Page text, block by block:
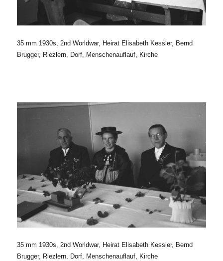
35 mm 1930s, 2nd Worldwar, Heirat Elisabeth Kessler, Bernd
Brugger, Riezlern, Dorf, Menschenauflauf, Kirche
35 mm 1930s, 2nd Worldwar, Heirat Elisabeth Kessler, Bernd
Brugger, Riezlern, Dorf, Menschenauflauf, Kirche